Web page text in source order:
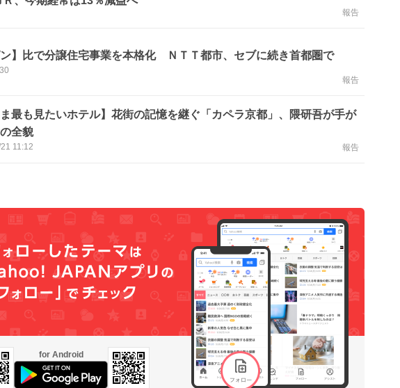
報告
ン】比で分譲住宅事業を本格化 ＮＴＴ都市、セブに続き首都圏で
報告
ま最も見たいホテル】花街の記憶を継ぐ「カペラ京都」、隈研吾が手が
全貌
11:12 報告
for Android